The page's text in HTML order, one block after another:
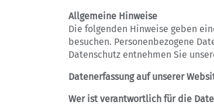
Allgemeine Hinweise
Die folgenden Hinweise geben
besuchen. Personenbezogene
Datenschutz entnehmen Sie
Datenerfassung auf unserer
Wer ist verantwortlich für die